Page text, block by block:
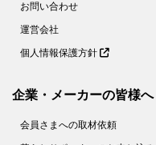
お問い合わせ
運営会社
個人情報保護方針
企業・メーカーの皆様へ
会員さまへの取材依頼